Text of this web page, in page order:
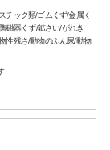
チック類/ゴムくず/金属く
磁器くず/鉱さい/がれき
性残さ/動物のふん尿/動物